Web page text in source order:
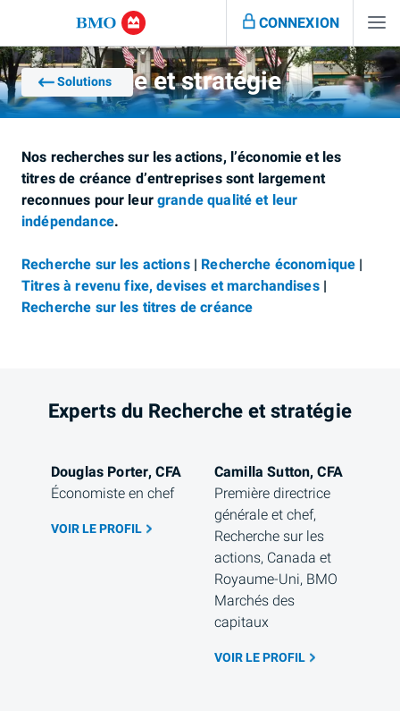
CONNEXION
Solutions
Recherche et stratégie
Nos recherches sur les actions, l’économie et les
titres de créance d’entreprises sont largement
reconnues pour leurgrande qualité et leur
indépendance.
Recherche sur les actions| Recherche économique |
Titres à revenu fixe, devises et marchandises|
Recherche sur les titres de créance
Experts du Recherche et stratégie
Douglas Porter, CFA
Économiste en chef
VOIR LE PROFIL
Camilla Sutton, CFA
Première directrice
générale et chef,
Recherche sur les
actions, Canada et
Royaume-Uni, BMO
Marchés des
capitaux
VOIR LE PROFIL